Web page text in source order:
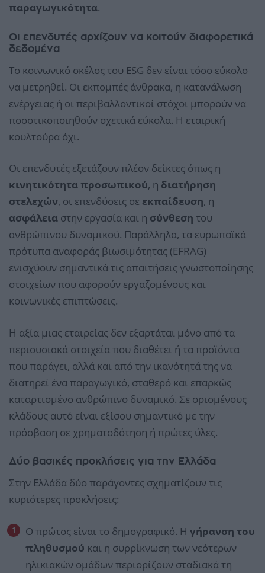
παραγωγικότητα.
Οι επενδυτές αρχίζουν να κοιτούν διαφορετικά
δεδομένα
Το κοινωνικό σκέλος του ESG δεν είναι τόσο εύκολο
να μετρηθεί. Οι εκπομπές άνθρακα, η κατανάλωση
ενέργειας ή οι περιβαλλοντικοί στόχοι μπορούν να
ποσοτικοποιηθούν σχετικά εύκολα. Η εταιρική
κουλτούρα όχι.
Οι επενδυτές εξετάζουν πλέον δείκτες όπως η
κινητικότητα προσωπικού, η διατήρηση
στελεχών, οι επενδύσεις σε εκπαίδευση, η
ασφάλεια στην εργασία και η σύνθεση του
ανθρώπινου δυναμικού. Παράλληλα, τα ευρωπαϊκά
πρότυπα αναφοράς βιωσιμότητας (EFRAG)
ενισχύουν σημαντικά τις απαιτήσεις γνωστοποίησης
στοιχείων που αφορούν εργαζομένους και
κοινωνικές επιπτώσεις.
Η αξία μιας εταιρείας δεν εξαρτάται μόνο από τα
περιουσιακά στοιχεία που διαθέτει ή τα προϊόντα
που παράγει, αλλά και από την ικανότητά της να
διατηρεί ένα παραγωγικό, σταθερό και επαρκώς
καταρτισμένο ανθρώπινο δυναμικό. Σε ορισμένους
κλάδους αυτό είναι εξίσου σημαντικό με την
πρόσβαση σε χρηματοδότηση ή πρώτες ύλες.
Δύο βασικές προκλήσεις για την Ελλάδα
Στην Ελλάδα δύο παράγοντες σχηματίζουν τις
κυριότερες προκλήσεις:
Ο πρώτος είναι το δημογραφικό. Η γήρανση του
πληθυσμού και η συρρίκνωση των νεότερων
ηλικιακών ομάδων περιορίζουν σταδιακά τη